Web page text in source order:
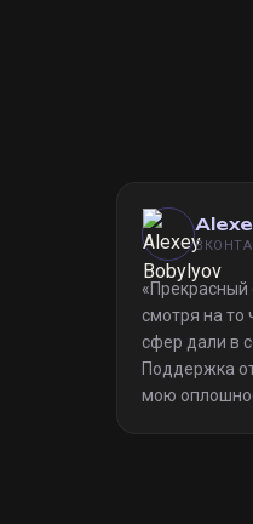
«Прекрасный
смотря на то
сфер дали в
Поддержка
мою